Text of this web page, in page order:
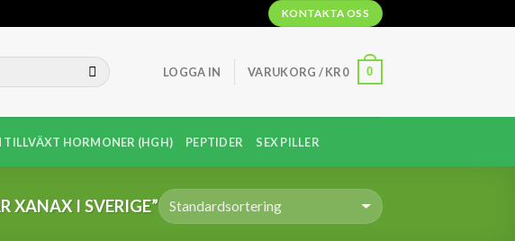
KONTAKTA OSS
LOGGA IN VARUKORG /KR0 0
TILLVÄXT HORMONER (HGH) PEPTIDER SEX PILLER
XANAX I SVERIGE”